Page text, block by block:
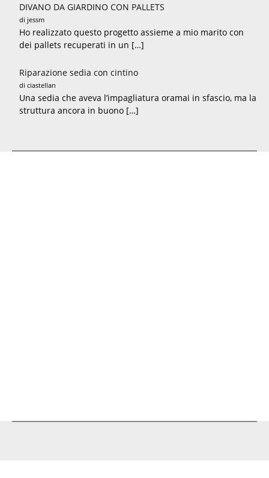
DIVANO DA GIARDINO CON PALLETS
di jessm
Ho realizzato questo progetto assieme a mio marito con
dei pallets recuperati in un […]
Riparazione sedia con cintino
di ciastellan
Una sedia che aveva l’impagliatura oramai in sfascio, ma la
struttura ancora in buono […]